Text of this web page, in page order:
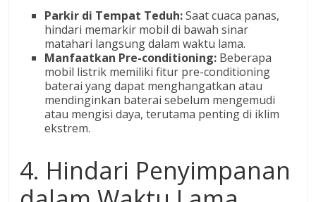
Parkir di Tempat Teduh:Saat cuaca panas,
hindari memarkir mobil di bawah sinar
matahari langsung dalam waktu lama.
Manfaatkan Pre-conditioning: Beberapa
mobil listrik memiliki fitur pre-conditioning
baterai yang dapat menghangatkan atau
mendinginkan baterai sebelum mengemudi
atau mengisi daya, terutama penting di iklim
ekstrem.
4. Hindari Penyimpanan